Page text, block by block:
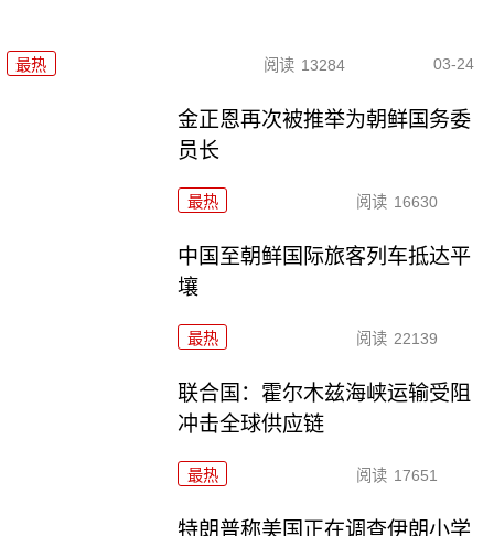
最热 阅读 13284 03-24
金正恩再次被推举为朝鲜国务委
员长
最热 阅读 16630
中国至朝鲜国际旅客列车抵达平
壤
最热 阅读 22139
联合国：霍尔木兹海峡运输受阻
冲击全球供应链
最热 阅读 17651
特朗普称美国正在调查伊朗小学